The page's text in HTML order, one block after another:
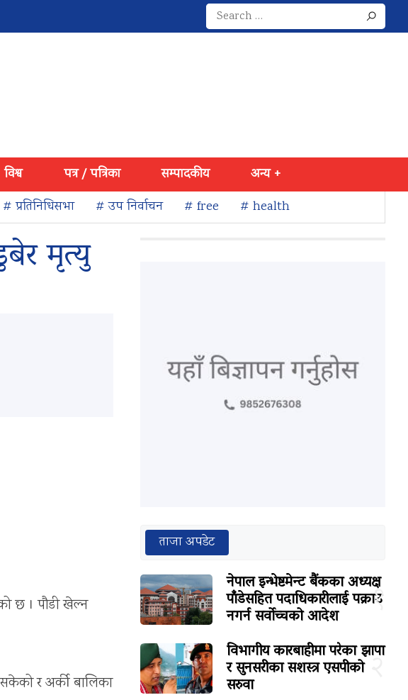
Search
for:
विश्व पत्र / पत्रिका सम्पादकीय
अन्य +
# प्रतिनिधिसभा # उप निर्वाचन # free # health
मृत्यु
छ । पौडी खेल्न
सकेको र अर्की बालिका
ताजा अपडेट
१
नेपाल इन्भेष्टमेन्ट बैंकका अध्यक्ष
पाँडेसहित पदाधिकारीलाई पक्राउ
नगर्न सर्वोच्चको आदेश
२
विभागीय कारबाहीमा परेका झापा
र सुनसरीका सशस्त्र एसपीको
सरुवा